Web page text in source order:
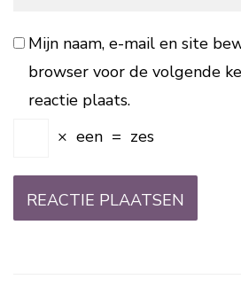
Mijn naam, e-mail en site
browser voor de volgende
reactie plaats.
× een = zes